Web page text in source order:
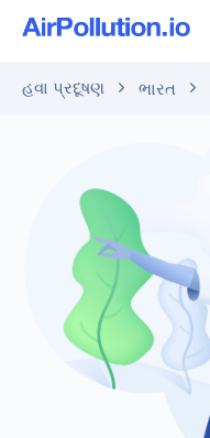
હવા પ્રદૂષણ ભારત